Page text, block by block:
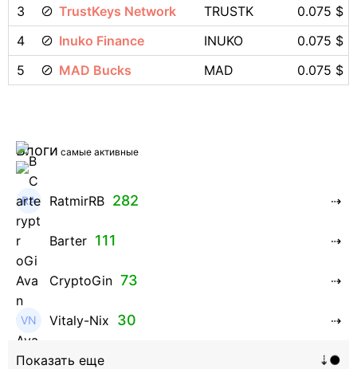
3
TrustKeys Network TRUSTK
0.075 $
4
Inuko Finance INUKO
0.075 $
5
MAD Bucks MAD 0.075 $
Блоги самые активные
RatmirRB 282
Barter 111
CryptoGin 73
Vitaly-Nix 30
Hanna_Zolo4evskaya